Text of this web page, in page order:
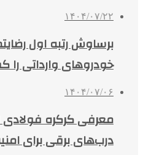
۱۴۰۴/۰۷/۲۲
برساوش رتبه اول
خودروهای وارداتی
۱۴۰۴/۰۷/۰۶
درب‌های برقی برای